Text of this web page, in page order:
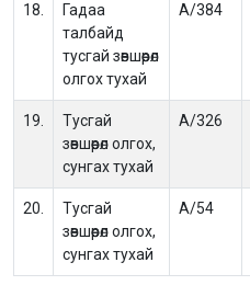
18.
Гадаа
талбайд
тусгай зөвшөөрөл
олгох тухай
А/384
19.
Тусгай
зөвшөөрөл олгох,
сунгах тухай
А/326
20.
Тусгай
зөвшөөрөл олгох,
сунгах тухай
А/54